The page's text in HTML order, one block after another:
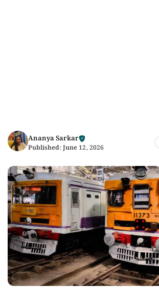
Ananya Sarkar
Published: June 12, 2026